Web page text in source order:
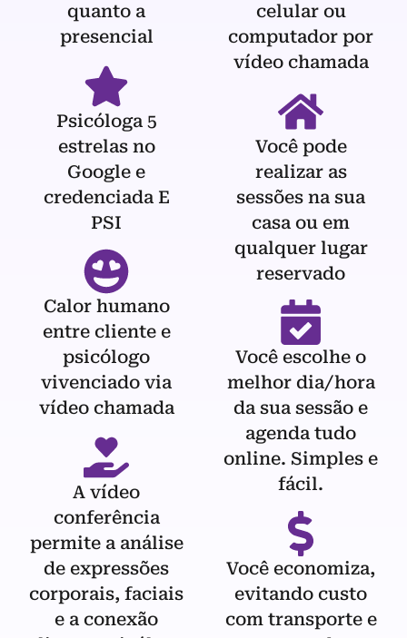
quanto a
presencial
Psicóloga 5
estrelas no
Google e
credenciada E
PSI
Calor humano
entre cliente e
psicólogo
vivenciado via
vídeo chamada
A vídeo
conferência
permite a análise
de expressões
corporais, faciais
e a conexão
celular ou
computador por
vídeo chamada
Você pode
realizar as
sessões na sua
casa ou em
qualquer lugar
reservado
Você escolhe o
melhor dia/hora
da sua sessão e
agenda tudo
online. Simples e
fácil.
Você economiza,
evitando custo
com transporte e